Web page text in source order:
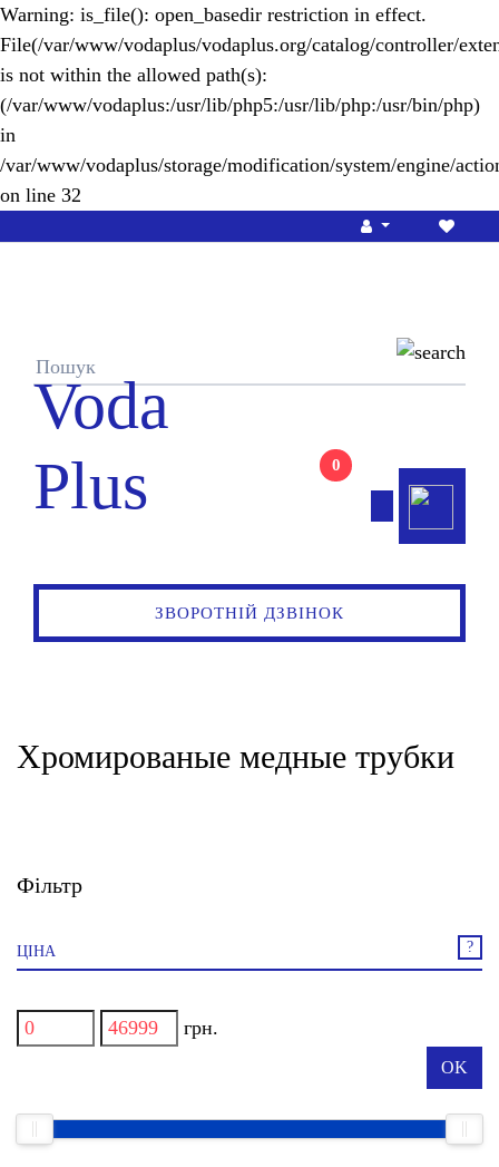
Warning: is_file(): open_basedir restriction in effect.
File(/var/www/vodaplus/vodaplus.org/catalog/controller/
is not within the allowed path(s):
(/var/www/vodaplus:/usr/lib/php5:/usr/lib/php:/usr/bin/php)
in
/var/www/vodaplus/storage/modification/system/engine/
on line 32
Voda
Plus
0
ЗВОРОТНІЙ ДЗВІНОК
Хромированые медные трубки
Фільтр
ЦІНА ?
грн.
OK